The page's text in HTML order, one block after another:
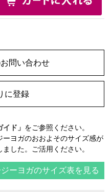
問い合わせ
に登録
イド」 をご参照ください。
ヨガのおおよそのサイズ感が
ました。ご活用ください。
ーヨガのサイズ表を見る